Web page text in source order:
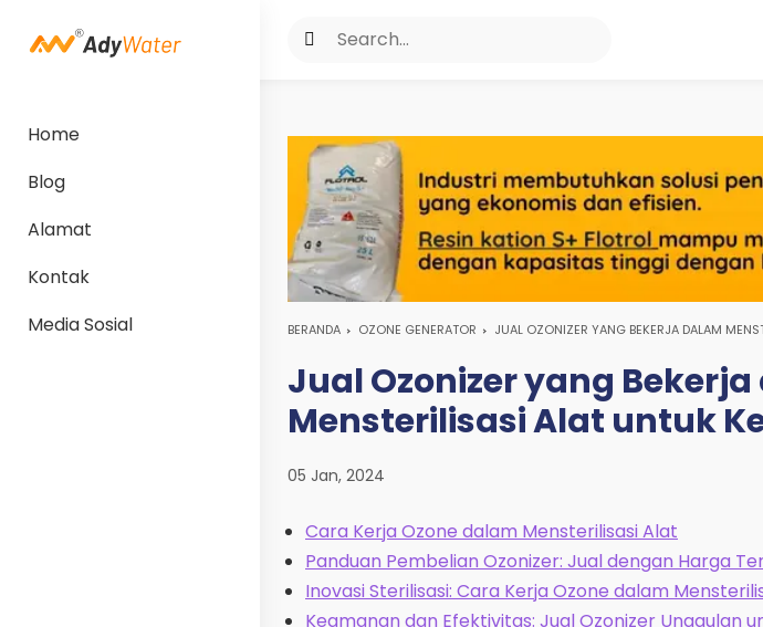
Home
Blog
Alamat
Kontak
Media Sosial
BERANDA OZONE GENERATOR JUAL OZONIZER YANG BEKERJA DALAM
Jual Ozonizer yang
Mensterilisasi Alat untuk
05 Jan, 2024
Cara Kerja Ozone dalam Mensterilisasi Alat
Panduan Pembelian Ozonizer: Jual dengan Harga
Inovasi Sterilisasi: Cara Kerja Ozone dalam
Keamanan dan Efektivitas: Jual Ozonizer Unggulan